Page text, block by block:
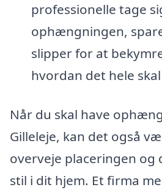
professionelle tage
ophængningen,
slipper for at
hvordan det hele
Når du skal have
Gilleleje, kan det også
overveje placeringen og
stil i dit hjem. Et firma